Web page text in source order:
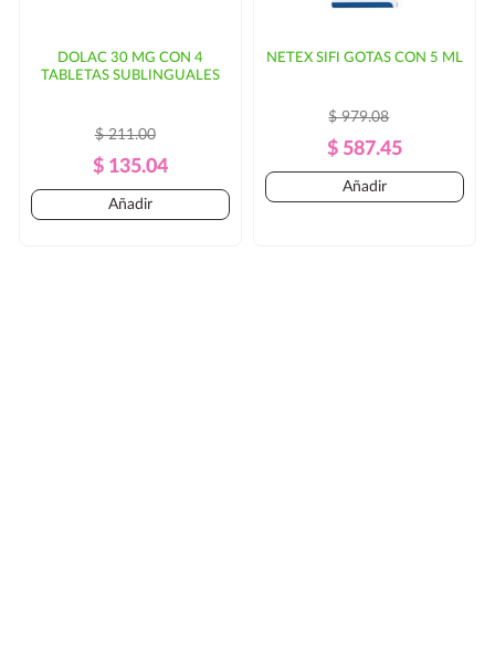
DOLAC 30 MG CON 4
TABLETAS SUBLINGUALES
Precio
Regular
$ 211.00
Precio
$ 135.04
Añadir
NETEX SIFI GOTAS CON 5 ML
Precio
Regular
$ 979.08
Precio
$ 587.45
Añadir